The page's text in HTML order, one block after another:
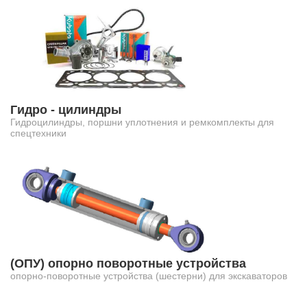
Гидро - цилиндры
Гидроцилиндры, поршни уплотнения и ремкомплекты для
спецтехники
(ОПУ) опорно поворотные устройства
опорно-поворотные устройства (шестерни) для экскаваторов